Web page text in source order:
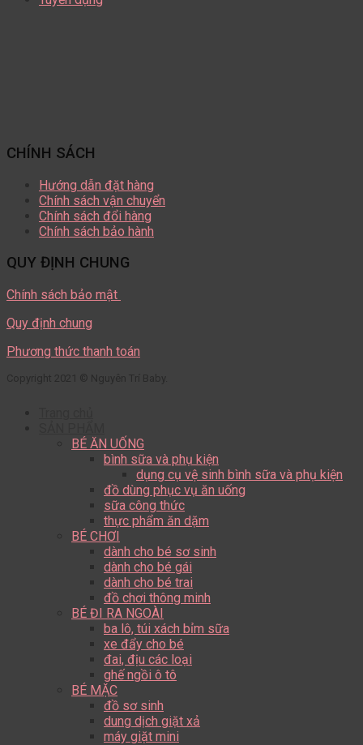
CHÍNH SÁCH
Hướng dẫn đặt hàng
Chính sách vận chuyển
Chính sách đổi hàng
Chính sách bảo hành
QUY ĐỊNH CHUNG
Chính sách bảo mật
Quy định chung
Phương thức thanh toán
Copyright 2021 © Nguyên Trí Baby.
BÉ ĂN UỐNG
bình sữa và phụ kiện
dụng cụ vệ sinh bình sữa và phụ kiện
đồ dùng phục vụ ăn uống
sữa công thức
thực phẩm ăn dặm
BÉ CHƠI
dành cho bé sơ sinh
dành cho bé gái
dành cho bé trai
đồ chơi thông minh
BÉ ĐI RA NGOÀI
ba lô, túi xách bỉm sữa
xe đẩy cho bé
đai, địu các loại
ghế ngồi ô tô
BÉ MẶC
đồ sơ sinh
dung dịch giặt xả
máy giặt mini